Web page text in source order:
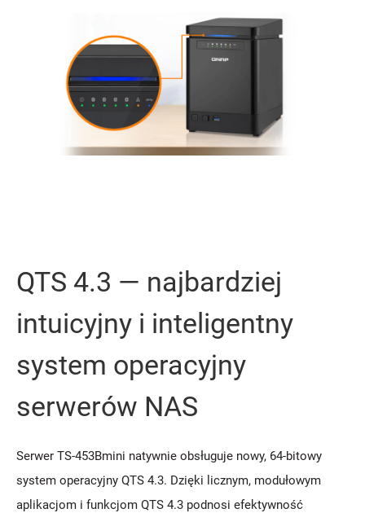
QTS 4.3 — najbardziej
intuicyjny i inteligentny
system operacyjny
serwerów NAS
Serwer TS-453Bmini natywnie obsługuje nowy, 64-bitowy
system operacyjny QTS 4.3. Dzięki licznym, modułowym
aplikacjom i funkcjom QTS 4.3 podnosi efektywność